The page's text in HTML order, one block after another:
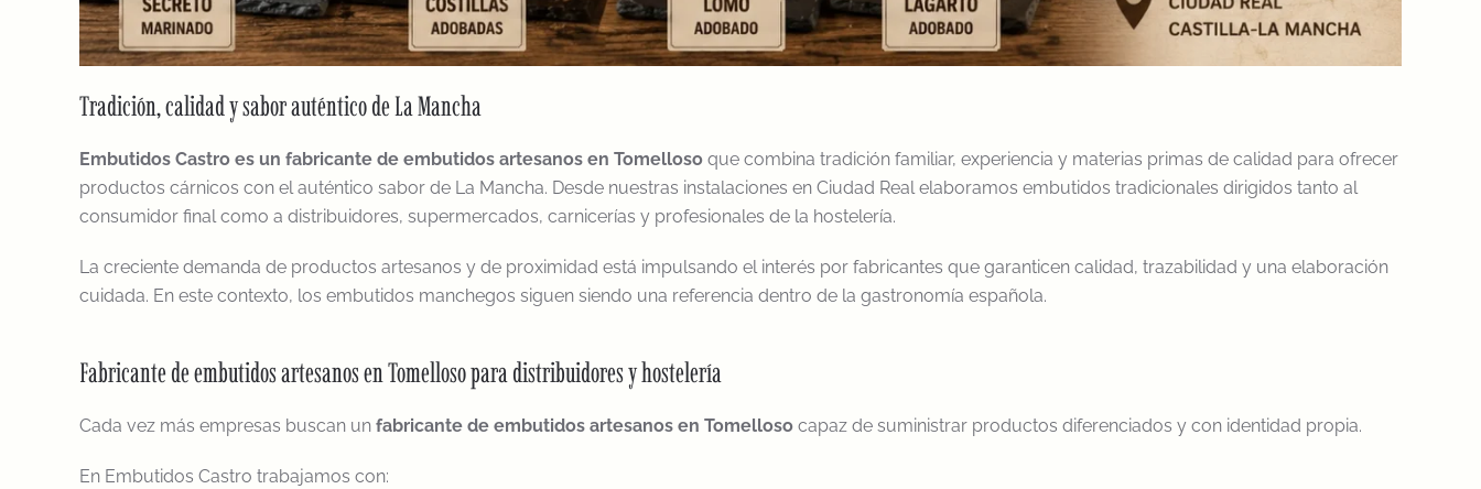
Tradición, calidad y sabor auténtico de La Mancha
Embutidos Castro es un fabricante de embutidos artesanos en Tomelloso que combina tradición familiar, experiencia y materias primas de calidad para ofrecer
productos cárnicos con el auténtico sabor de La Mancha. Desde nuestras instalaciones en Ciudad Real elaboramos embutidos tradicionales dirigidos tanto al
consumidor final como a distribuidores, supermercados, carnicerías y profesionales de la hostelería.
La creciente demanda de productos artesanos y de proximidad está impulsando el interés por fabricantes que garanticen calidad, trazabilidad y una elaboración
cuidada. En este contexto, los embutidos manchegos siguen siendo una referencia dentro de la gastronomía española.
Fabricante de embutidos artesanos en Tomelloso para distribuidores y hostelería
Cada vez más empresas buscan un fabricante de embutidos artesanos en Tomelloso capaz de suministrar productos diferenciados y con identidad propia.
En Embutidos Castro trabajamos con: